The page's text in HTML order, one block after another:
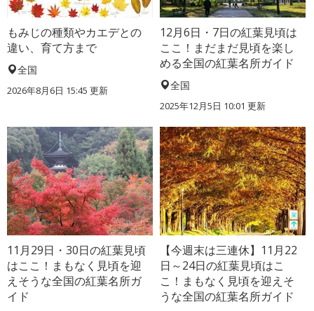
もみじの種類やカエデとの
違い、育て方まで
全国
2026年8月6日 15:45 更新
12月6日・7日の紅葉見頃は
ここ！まだまだ見頃を楽し
める全国の紅葉名所ガイド
全国
2025年12月5日 10:01 更新
11月29日・30日の紅葉見頃
はここ！まもなく見頃を迎
えそうな全国の紅葉名所ガ
イド
【今週末は三連休】11月22
日～24日の紅葉見頃はこ
こ！まもなく見頃を迎えそ
うな全国の紅葉名所ガイド